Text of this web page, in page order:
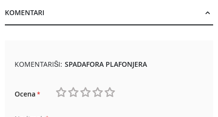
KOMENTARI
KOMENTARIŠI: SPADAFORA PLAFONJERA
Ocena